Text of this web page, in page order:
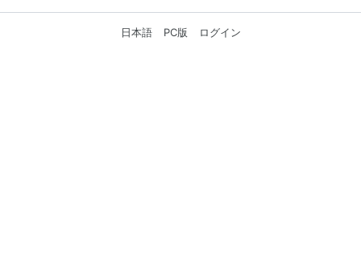
日本語 PC版 ログイン